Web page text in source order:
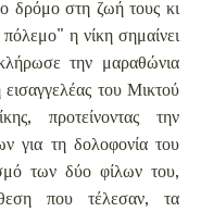
δρόμο στη ζωή τους κι
η νίκη σημαίνει
την μαραθώνια
του Μικτού
προτείνοντας την
για τη δολοφονία του
των δύο φίλων του,
που τέλεσαν, τα